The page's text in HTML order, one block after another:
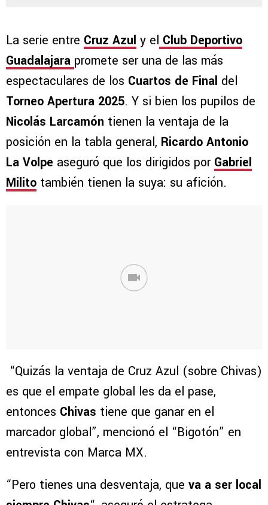
La serie entre Cruz Azul y el Club Deportivo
Guadalajara promete ser una de las más
espectaculares de los Cuartos de Final del
Torneo Apertura 2025. Y si bien los pupilos de
Nicolás Larcamón tienen la ventaja de la
posición en la tabla general, Ricardo Antonio
La Volpe aseguró que los dirigidos por Gabriel
Milito también tienen la suya: su afición.
“Quizás la ventaja de Cruz Azul (sobre Chivas)
es que el empate global les da el pase,
entonces Chivas tiene que ganar en el
marcador global”, mencionó el “Bigotón” en
entrevista con Marca MX.
“Pero tienes una desventaja, que va a ser local